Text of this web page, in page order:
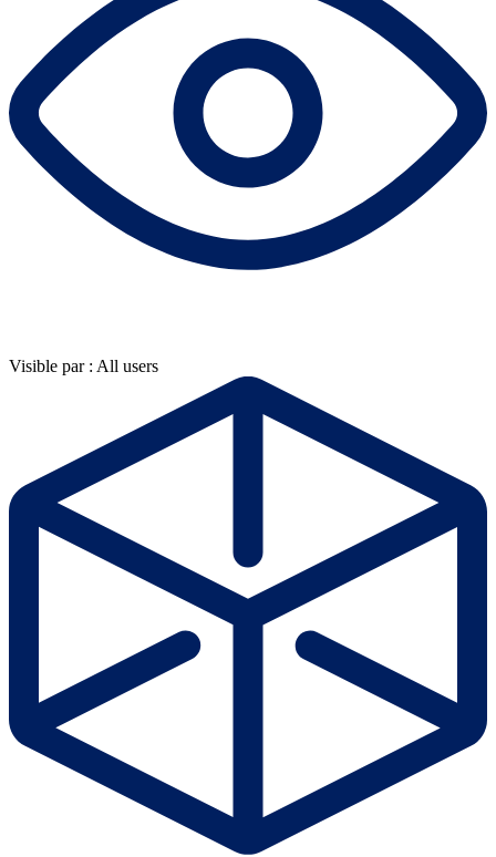
Visible par : All users